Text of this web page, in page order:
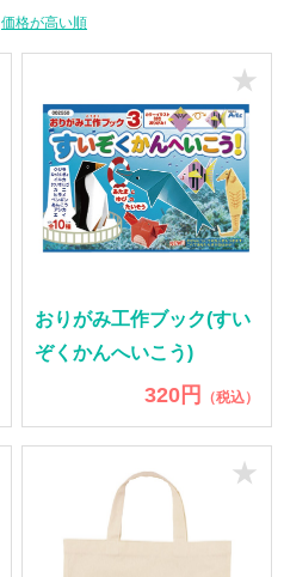
価格が高い順
おりがみ工作ブック(すい
ぞくかんへいこう)
320円 （税込）
★
★